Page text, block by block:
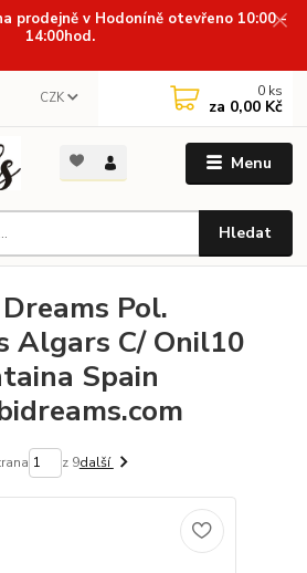
prodejně v Hodoníně otevřeno 10:00 -
14:00hod.
Menu
CZK
Hledat
0 ks
za 0,00 Kč
Pol.
Algars C/ Onil10
Spain
z 9další